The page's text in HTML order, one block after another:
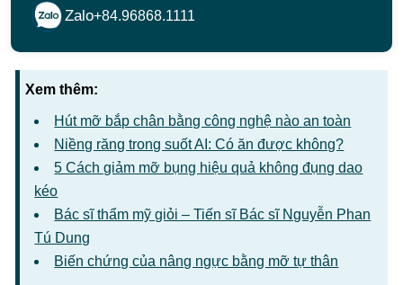
Zalo+84.96868.1111
Xem thêm:
Hút mỡ bắp chân bằng công nghệ nào an toàn
Niềng răng trong suốt AI: Có ăn được không?
5 Cách giảm mỡ bụng hiệu quả không đụng dao
kéo
Bác sĩ thẩm mỹ giỏi – Tiến sĩ Bác sĩ Nguyễn Phan
Tú Dung
Biến chứng của nâng ngực bằng mỡ tự thân